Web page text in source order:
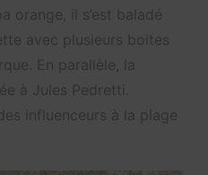
orange, il s’est baladé
avec plusieurs boites
En parallèle, la
à Jules Pedretti.
influenceurs à la plage